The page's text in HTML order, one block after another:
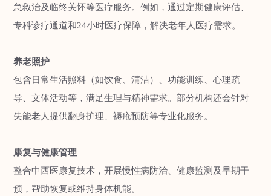
急救治及临终关怀等医疗服务‌。例如，通过定期健康评估、
专科诊疗通道和24小时医疗保障，解决老年人医疗需求‌。
‌养老照护‌
包含日常生活照料（如饮食、清洁）、功能训练、心理疏
导、文体活动等，满足生理与精神需求‌。部分机构还会针对
失能老人提供翻身护理、褥疮预防等专业化服务‌。
‌康复与健康管理‌
整合中西医康复技术，开展慢性病防治、健康监测及早期干
预，帮助恢复或维持身体机能‌。